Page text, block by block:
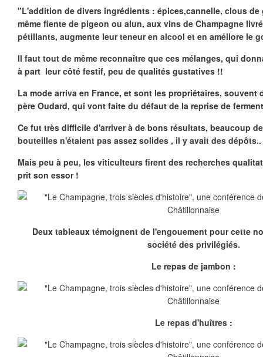
"L'addition de divers ingrédients : épices,cannelle, clous de
même fiente de pigeon ou alun, aux vins de Champagne
pétillants, augmente leur teneur en alcool et en améliore le
Il faut tout de même reconnaître que ces mélanges, qui
à part leur côté festif, peu de qualités gustatives !!
La mode arriva en France, et sont les propriétaires, souvent
père Oudard, qui vont faite du défaut de la reprise de
Ce fut très difficile d'arriver à de bons résultats, beaucoup
bouteilles n'étaient pas assez solides , il y avait des dépôts..
Mais peu à peu, les viticulteurs firent des recherches
prit son essor !
Deux tableaux témoignent de l'engouement pour cette
société des privilégiés.
Le repas de jambon :
Le repas d'huîtres :